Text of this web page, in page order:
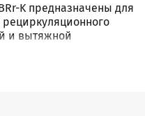
K предназначены для
и вытяжной